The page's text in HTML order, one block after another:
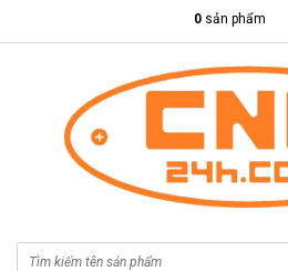
0 sản phẩm